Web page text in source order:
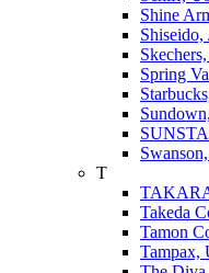
Shine
Shiseido,
Spring
T
Takeda
Tamon
Tampax,